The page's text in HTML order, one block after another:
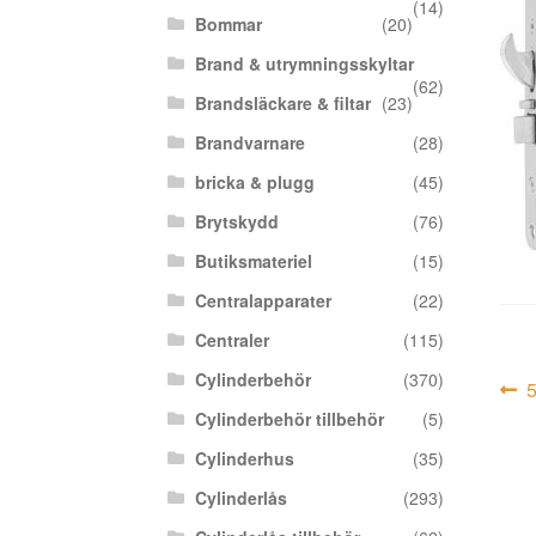
(14)
Bommar
(20)
Brand & utrymningsskyltar
(62)
Brandsläckare & filtar (23)
Brandvarnare
(28)
bricka & plugg
(45)
Brytskydd
(76)
Butiksmateriel
(15)
Centralapparater
(22)
Centraler
(115)
Cylinderbehör
(370)
Cylinderbehör tillbehör
(5)
Cylinderhus
(35)
Cylinderlås
(293)